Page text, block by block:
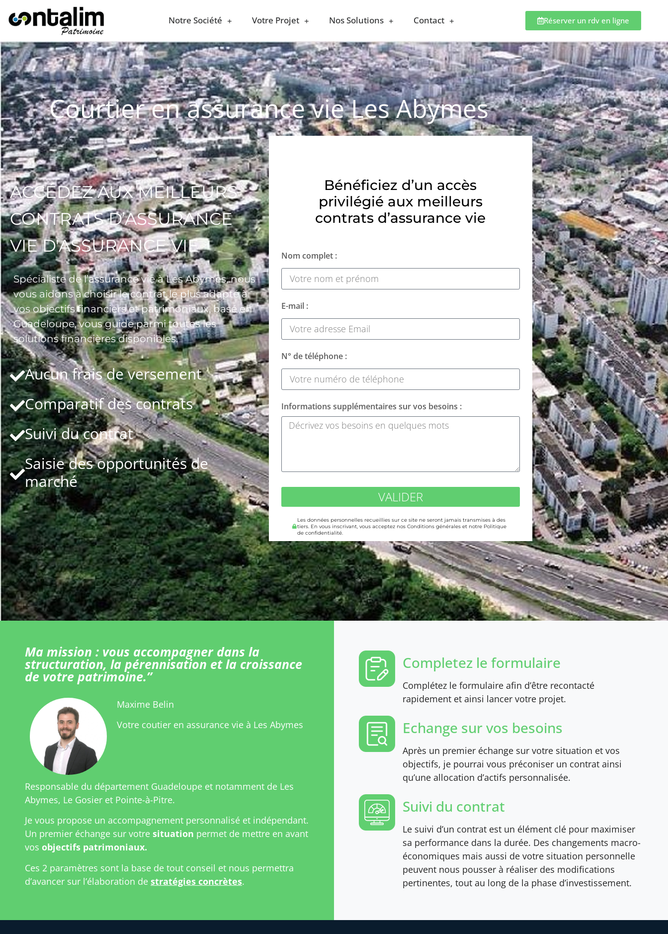
Notre Société Votre Projet Nos Solutions Contact Réserver un rdv en ligne
Courtier en assurance vie Les Abymes
ACCÉDEZ AUX MEILLEURS
CONTRATS D’ASSURANCE
VIE D'ASSURANCE VIE
Spécialiste de l’assurance vie à Les Abymes, nous
vous aidons à choisir le contrat le plus adapté à
vos objectifs financiers et patrimoniaux, basé en
Guadeloupe, vous guide parmi toutes les
solutions financières disponibles.
Aucun frais de versement
Comparatif des contrats
Suivi du contrat
Saisie des opportunités de
marché
Bénéficiez d’un accès
privilégié aux meilleurs
contrats d’assurance vie
Nom complet :
E-mail :
N° de téléphone :
Informations supplémentaires sur vos besoins :
VALIDER
Les données personnelles recueillies sur ce site ne seront jamais transmises à des
tiers. En vous inscrivant, vous acceptez nos Conditions générales et notre Politique
de confidentialité.
Ma mission : vous accompagner dans la
structuration, la pérennisation et la croissance
de votre patrimoine.”
Maxime Belin
Votre coutier en assurance vie à Les Abymes
Responsable du département Guadeloupe et notamment de Les
Abymes, Le Gosier et Pointe-à-Pitre.
Je vous propose un accompagnement personnalisé et indépendant.
Un premier échange sur votre situation permet de mettre en avant
vos objectifs patrimoniaux.
Ces 2 paramètres sont la base de tout conseil et nous permettra
d’avancer sur l’élaboration de stratégies concrètes.
Completez le formulaire
Complétez le formulaire afin d’être recontacté
rapidement et ainsi lancer votre projet.
Echange sur vos besoins
Après un premier échange sur votre situation et vos
objectifs, je pourrai vous préconiser un contrat ainsi
qu’une allocation d’actifs personnalisée.
Suivi du contrat
Le suivi d’un contrat est un élément clé pour maximiser
sa performance dans la durée. Des changements macro-
économiques mais aussi de votre situation personnelle
peuvent nous pousser à réaliser des modifications
pertinentes, tout au long de la phase d’investissement.